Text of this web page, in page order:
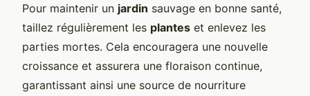
Pour maintenir un jardin sauvage en bonne santé,
taillez régulièrement les plantes et enlevez les
parties mortes. Cela encouragera une nouvelle
croissance et assurera une floraison continue,
garantissant ainsi une source de nourriture